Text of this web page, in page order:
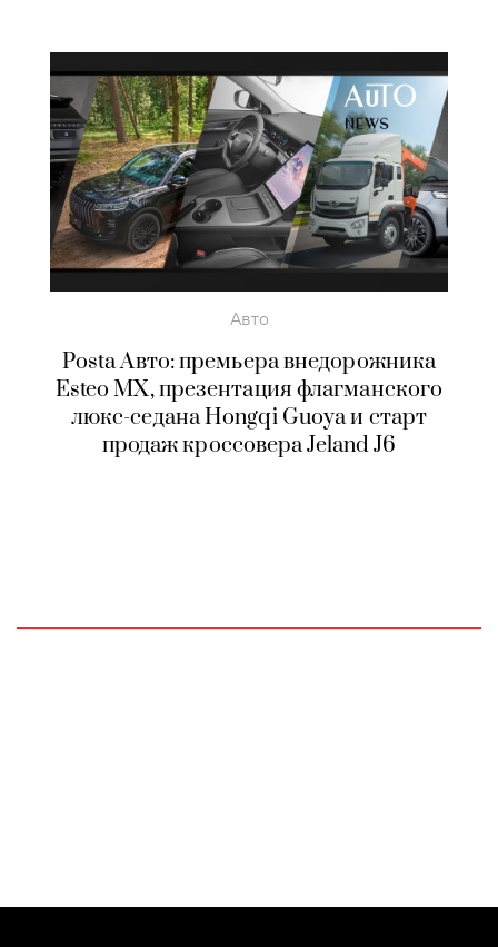
Авто
Posta Авто: премьера внедорожника
Esteo MX, презентация флагманского
люкс-седана Hongqi Guoya и старт
продаж кроссовера Jeland J6